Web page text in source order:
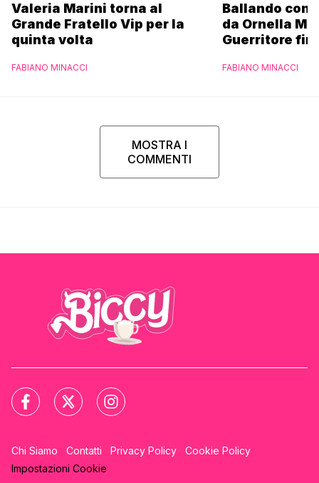
Valeria Marini torna al
Grande Fratello Vip per la
quinta volta
FABIANO MINACCI
Ballando con
da Ornella
Guerritore
l’esclusiva di
FABIANO MINACCI
MOSTRA I
COMMENTI
Chi Siamo Contatti Privacy Policy
Cookie Policy
Impostazioni Cookie